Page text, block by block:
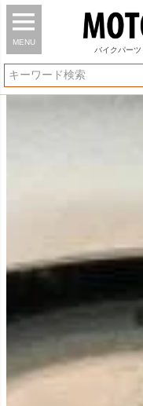
MENU
バイク パーツ